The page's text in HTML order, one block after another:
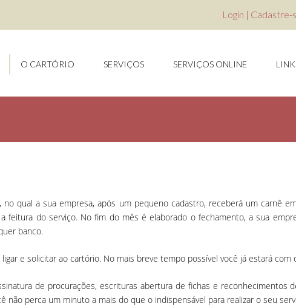
Login | Cadastre-
O CARTÓRIO SERVIÇOS SERVIÇOS ONLINE
qual a sua empresa, após um pequeno cadastro, receberá um carnê
do serviço. No fim do mês é elaborado o fechamento, a sua
banco.
e solicitar ao cartório. No mais breve tempo possível você já estará
de procurações, escrituras abertura de fichas e reconhecimentos
perca um minuto a mais do que o indispensável para realizar o seu